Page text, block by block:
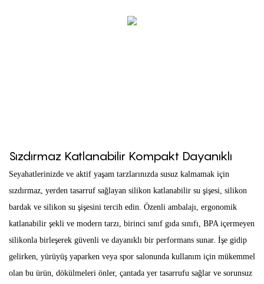
Sızdırmaz Katlanabilir Kompakt Dayanıklı
Seyahatlerinizde ve aktif yaşam tarzlarınızda susuz kalmamak için
sızdırmaz, yerden tasarruf sağlayan silikon katlanabilir su şişesi, silikon
bardak ve silikon su şişesini tercih edin. Özenli ambalajı, ergonomik
katlanabilir şekli ve modern tarzı, birinci sınıf gıda sınıfı, BPA içermeyen
silikonla birleşerek güvenli ve dayanıklı bir performans sunar. İşe gidip
gelirken, yürüyüş yaparken veya spor salonunda kullanım için mükemmel
olan bu ürün, dökülmeleri önler, çantada yer tasarrufu sağlar ve sorunsuz